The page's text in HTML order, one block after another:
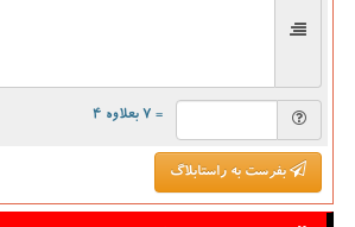
= ۷ بعلاوه ۴
بفرست به راستابلاگ